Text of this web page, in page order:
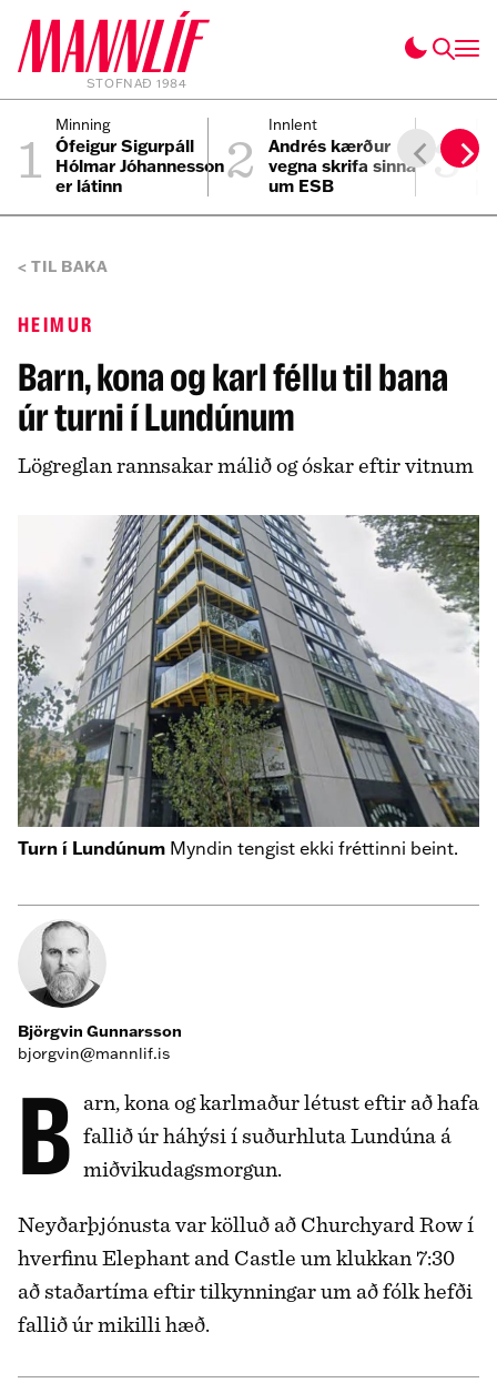
STOFNAÐ 1984
1 Minning
Ófeigur Sigurpáll
Hólmar Jóhannesson
er látinn
2 Innlent
Andrés kærður
vegna skrifa sinna
um ESB
3
TIL BAKA
HEIMUR
Barn, kona og karl féllu til bana
úr turni í Lundúnum
Lögreglan rannsakar málið og óskar eftir vitnum
Turn í Lundúnum Myndin tengist ekki fréttinni beint.
Björgvin Gunnarsson
bjorgvin@mannlif.is
Barn, kona og karlmaður létust eftir að hafa fallið úr háhýsi í suðurhluta Lundúna á
miðvikudagsmorgun.
Neyðarþjónusta var kölluð að Churchyard Row í
hverfinu Elephant and Castle um klukkan 7:30
að staðartíma eftir tilkynningar um að fólk hefði
fallið úr mikilli hæð.